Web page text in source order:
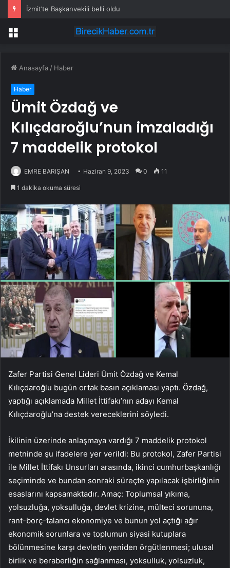
İzmit’te Başkanvekili belli oldu
Menü
Anasayfa / Haber
Haber
Ümit Özdağ ve
Kılıçdaroğlu’nun imzaladığı
7 maddelik protokol
EMRE BARIŞAN Haziran 9, 2023 0 11
1 dakika okuma süresi
Zafer Partisi Genel Lideri Ümit Özdağ ve Kemal
Kılıçdaroğlu bugün ortak basın açıklaması yaptı. Özdağ,
yaptığı açıklamada Millet İttifakı’nın adayı Kemal
Kılıçdaroğlu’na destek vereceklerini söyledi.
İkilinin üzerinde anlaşmaya vardığı 7 maddelik protokol
metninde şu ifadelere yer verildi: Bu protokol, Zafer Partisi
ile Millet İttifakı Unsurları arasında, ikinci cumhurbaşkanlığı
seçiminde ve bundan sonraki süreçte yapılacak işbirliğinin
esaslarını kapsamaktadır. Amaç: Toplumsal yıkıma,
yolsuzluğa, yoksulluğa, devlet krizine, mülteci sorununa,
rant-borç-talancı ekonomiye ve bunun yol açtığı ağır
ekonomik sorunlara ve toplumun siyasi kutuplara
bölünmesine karşı devletin yeniden örgütlenmesi; ulusal
birlik ve beraberliğin sağlanması, yoksulluk, yolsuzluk,